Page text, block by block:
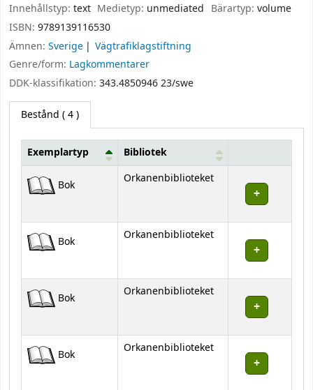
Innehållstyp: text Medietyp: unmediated Bärartyp: volume
ISBN: 9789139116530
Ämnen: Sverige
Vägtrafiklagstiftning
Genre/form: Lagkommentarer
DDK-klassifikation: 343.4850946 23/swe
Bestånd ( 4 )
Bestånd
Exemplartyp Bibliotek
Bok Orkanenbiblioteket
Bok Orkanenbiblioteket
Bok Orkanenbiblioteket
Bok Orkanenbiblioteket